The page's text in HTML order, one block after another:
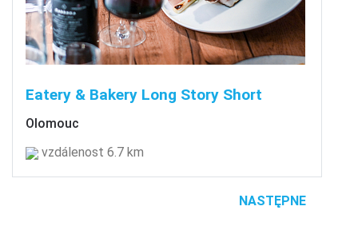
Eatery & Bakery Long Story Short
Olomouc
vzdálenost 6.7 km
NASTĘPNE